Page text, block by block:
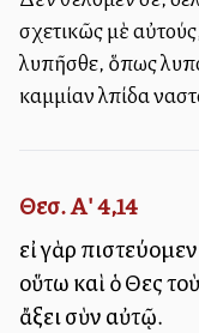
σχετικῶς μὲ
λυπῆσθε, ὅπως
καμμίαν ἀλπίδα
Θεσ. Α' 4,14
εἰ γὰρ
οὕτω καὶ ὁ Θεὸς
ἄξει σὺν αὐτῷ.